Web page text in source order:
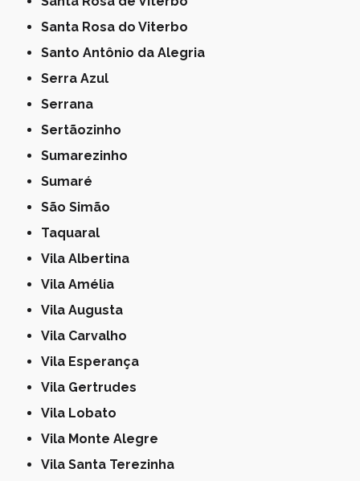
Santa Rosa do Viterbo
Santo Antônio da Alegria
Serra Azul
Serrana
Sertãozinho
Sumarezinho
Sumaré
São Simão
Taquaral
Vila Albertina
Vila Amélia
Vila Augusta
Vila Carvalho
Vila Esperança
Vila Gertrudes
Vila Lobato
Vila Monte Alegre
Vila Santa Terezinha